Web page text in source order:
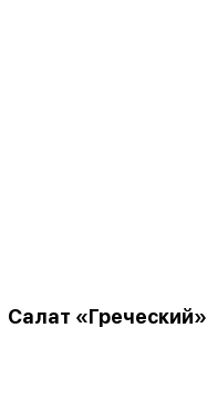
Салат «Греческий»